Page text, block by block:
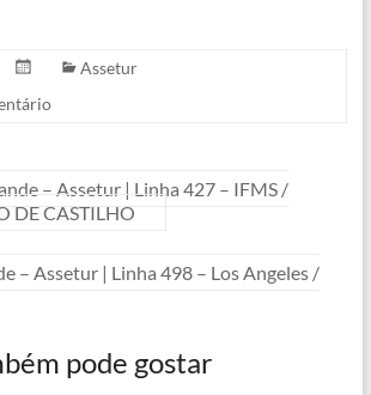
Assetur
– Assetur | Linha 427 – IFMS /
DE CASTILHO
– Assetur | Linha 498 – Los Angeles /
pode gostar